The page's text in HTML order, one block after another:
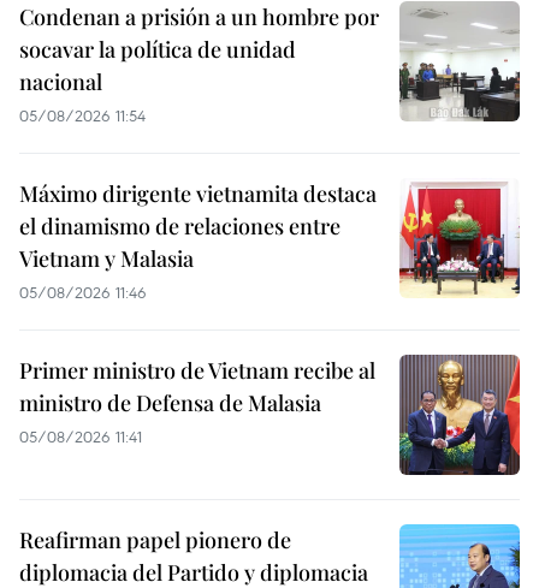
Condenan a prisión a un hombre por
socavar la política de unidad
nacional
05/08/2026 11:54
Máximo dirigente vietnamita destaca
el dinamismo de relaciones entre
Vietnam y Malasia
05/08/2026 11:46
Primer ministro de Vietnam recibe al
ministro de Defensa de Malasia
05/08/2026 11:41
Reafirman papel pionero de
diplomacia del Partido y diplomacia